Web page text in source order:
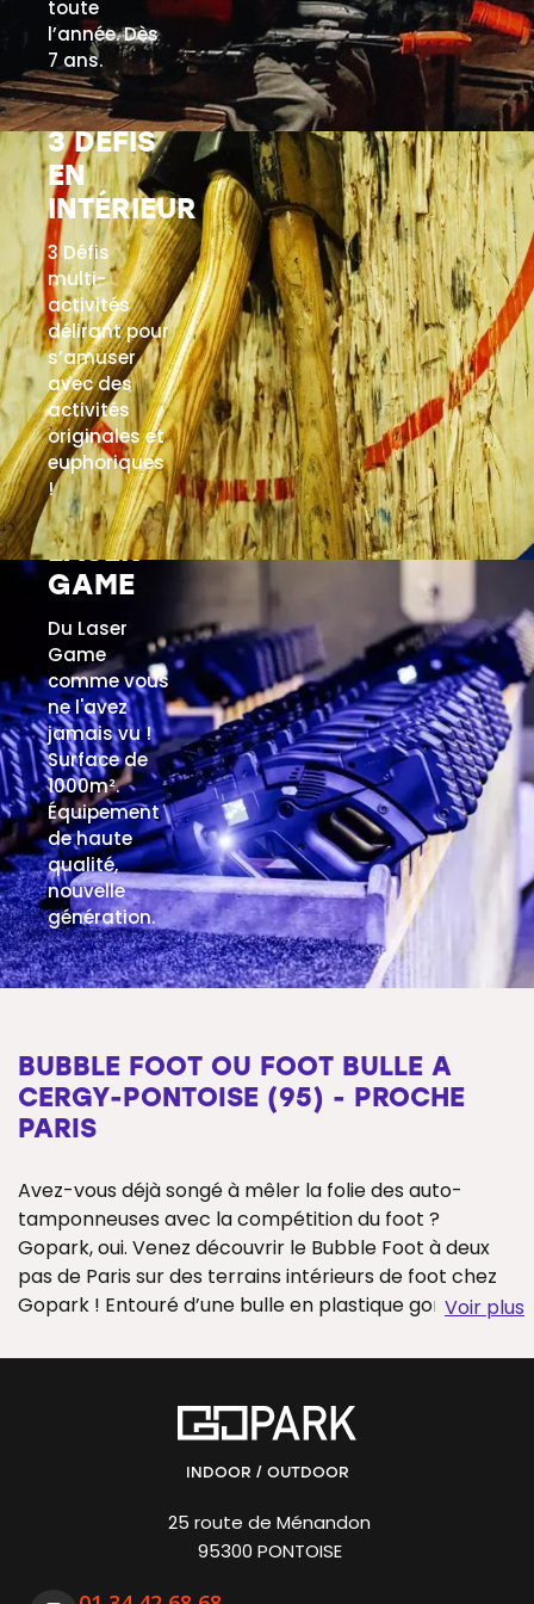
toute
l’année. Dès
7 ans.
EN SAVOIR PLUS
3 DÉFIS
EN
INTÉRIEUR
3 Défis
multi-
activités
délirant pour
s’amuser
avec des
activités
originales et
euphoriques
!
EN SAVOIR PLUS
LASER
GAME
Du Laser
Game
comme vous
ne l'avez
jamais vu !
Surface de
1000m².
Équipement
de haute
qualité,
nouvelle
génération.
BUBBLE FOOT OU FOOT BULLE À
CERGY-PONTOISE (95) - PROCHE
PARIS
Avez-vous déjà songé à mêler la folie des auto-
tamponneuses avec la compétition du foot ?
Gopark, oui. Venez découvrir le Bubble Foot à deux
pas de Paris sur des terrains intérieurs de foot chez
Gopark ! Entouré d’une bulle en plastique gonflée à
de buts tout en vous projetant sur vos adversaires.
rires et un max d’adrénaline pour créer des souvenirs
uniques. A l’occasion d’un anniversaire
ou d’un séminaire deteam buildingpour les
qualifiés qui vous donneront leurs conseils pour un
match de foot en bulle mémorable.
Voir plus
INDOOR / OUTDOOR
25 route de Ménandon
95300 PONTOISE